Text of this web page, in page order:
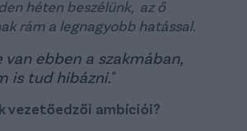
héten beszélünk, az ő
rám a legnagyobb hatással.
van ebben a szakmában,
is tud hibázni."
vezetőedzői ambíciói?